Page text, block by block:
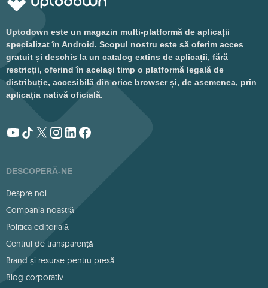
Uptodown este un magazin multi-platformă de aplicații
specializat în Android. Scopul nostru este să oferim acces
gratuit și deschis la un catalog extins de aplicații, fără
restricții, oferind în același timp o platformă legală de
distribuție, accesibilă din orice browser și, de asemenea, prin
aplicația nativă oficială.
DESCOPERĂ-NE
Despre noi
Compania noastră
Politica editorială
Centrul de transparență
Brand și resurse pentru presă
Blog corporativ